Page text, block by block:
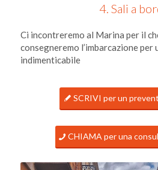
4. Sali a
Ci incontreremo al Marina per il
consegneremo l’imbarcazione per
indimenticabile
SCRIVI per un
CHIAMA per una